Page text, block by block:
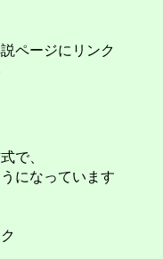
ページにリンク
で、
になっています